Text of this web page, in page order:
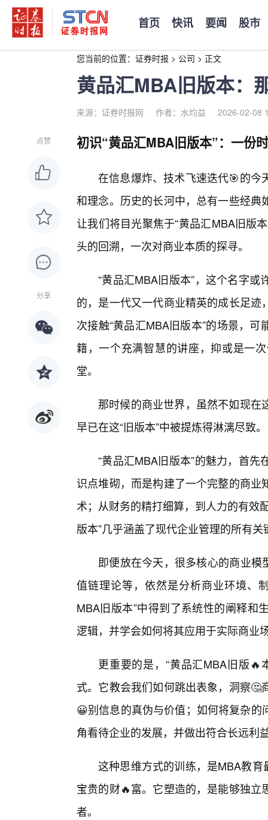
首页 快讯 要闻 股市
您当前的位置： 证券时报 > 公司 > 正文
黄品汇MBA旧版本：
来源：证券时报网 作者：水均益 2026-02-08
点赞
分享
初识“黄品汇MBA旧版本”：一份
在信息爆炸、技术飞速迭代🎯的今
和理念。历史的长河中，总有一些经
让我们将目光聚焦于“黄品汇MBA旧版
头的回溯，一次对商业本质的探寻。
“黄品汇MBA旧版本”，这个名字
的，是一代又一代商业精英的成长足
次接触“黄品汇MBA旧版本”的场景，
籍，一个充满智慧的讲座，抑或是一
堂。
那时候的商业世界，虽然不如现
早已在这“旧版本”中被提炼得淋漓尽致。
“黄品汇MBA旧版本”的魅力，首
识点堆砌，而是构建了一个完整的商
术；从财务的精打细算，到人力的有效
版本”几乎涵盖了现代企业管理的所有关
即便放在今天，很多核心的商业
值链理论等，依然是分析商业环境、
MBA旧版本”中得到了系统性的阐释和
逻辑，并学会如何将其应用于实际商业
更重要的是，“黄品汇MBA旧版
式。它教会我们如何跳出表象，洞察
😀别信息的真伪与价值；如何将复杂
角看待企业的发展，并做出符合长远利
这种思维方式的训练，是MBA教育
宝贵的财🔥富。它塑造的，是能够独
者。